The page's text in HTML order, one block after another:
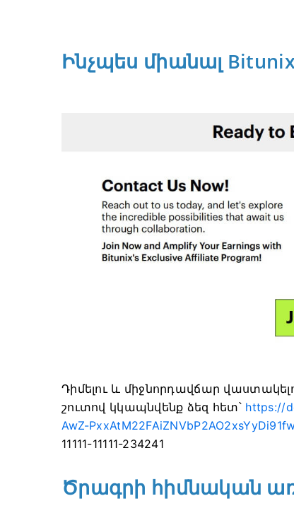
Ինչպես միանալ
Դիմելու և միջնորդավճար
շուտով կկապնվենք ձեզ հետ՝ https://
AwZ-
11111-11111-234241
Ծրագրի հիմնական